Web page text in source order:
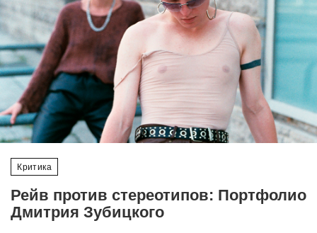
Критика
Рейв против стереотипов: Портфолио
Дмитрия Зубицкого